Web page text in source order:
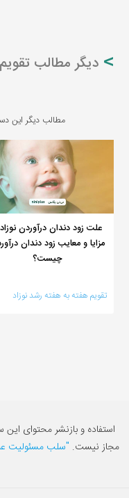
دیگر مطالب
مطالب دیگر این
علت زود دندان درآوردن
مزایا و معایب زود دندان
چیست؟
تقویم هفته به هفته رشد نوزاد
استفاده و بازنشر محتوای
مجاز نیست. "سلب مسئولیت